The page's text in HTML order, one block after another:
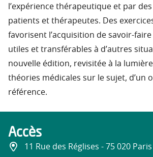
l’expérience thérapeutique et par
patients et thérapeutes. Des
favorisent l’acquisition de savoir-
utiles et transférables à d’autres
nouvelle édition, revisitée à la
théories médicales sur le sujet, d’un
référence.
Accès
11 Rue des Réglises - 75 020 Paris